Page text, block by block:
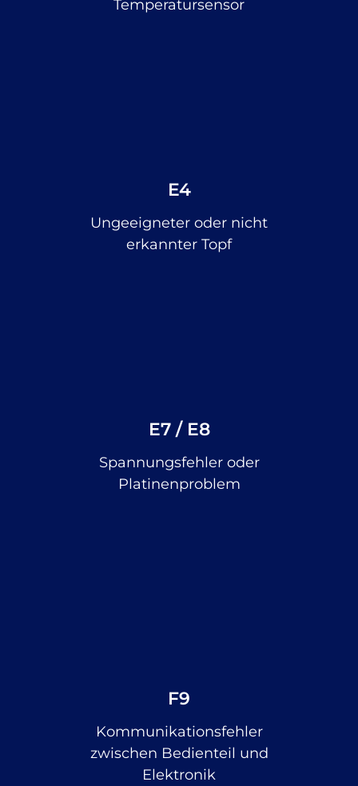
Temperatursensor
E4
Ungeeigneter oder nicht
erkannter Topf
E7 / E8
Spannungsfehler oder
Platinenproblem
F9
Kommunikationsfehler
zwischen Bedienteil und
Elektronik